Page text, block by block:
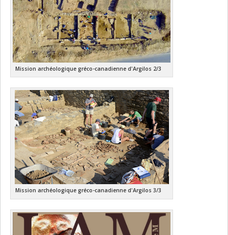
Mission archéologique gréco-canadienne d'Argilos 2/3
Mission archéologique gréco-canadienne d'Argilos 3/3